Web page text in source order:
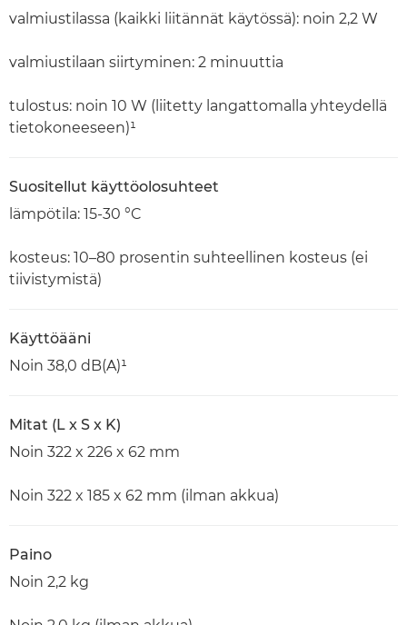
valmiustilassa (kaikki liitännät käytössä): noin 2,2 W
valmiustilaan siirtyminen: 2 minuuttia
tulostus: noin 10 W (liitetty langattomalla yhteydellä
tietokoneeseen)¹
Suositellut käyttöolosuhteet
lämpötila: 15-30 °C
kosteus: 10–80 prosentin suhteellinen kosteus (ei
tiivistymistä)
Käyttöääni
Noin 38,0 dB(A)¹
Mitat (L x S x K)
Noin 322 x 226 x 62 mm
Noin 322 x 185 x 62 mm (ilman akkua)
Paino
Noin 2,2 kg